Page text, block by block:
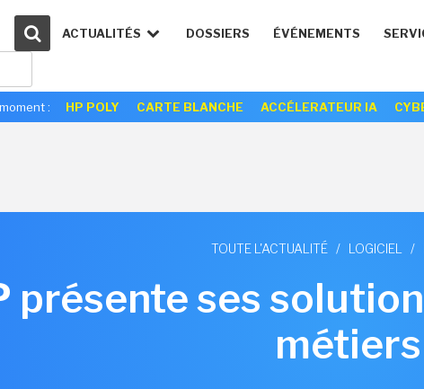
ACTUALITÉS DOSSIERS ÉVÉNEMENTS
: HP POLY CARTE BLANCHE ACCÉLERATEUR IA
TOUTE L'ACTUALITÉ / LOGICIEL /
présente ses
métiers